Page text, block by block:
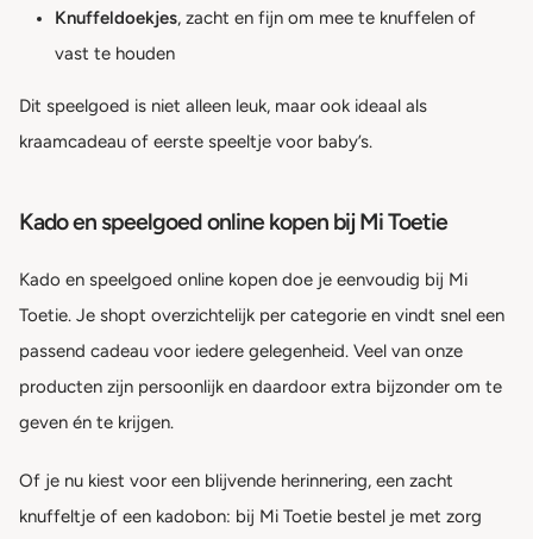
Knuffeldoekjes, zacht en fijn om mee te knuffelen of
vast te houden
Dit speelgoed is niet alleen leuk, maar ook ideaal als
kraamcadeau of eerste speeltje voor baby’s.
Kado en speelgoed online kopen bij Mi Toetie
Kado en speelgoed online kopen doe je eenvoudig bij Mi
Toetie. Je shopt overzichtelijk per categorie en vindt snel een
passend cadeau voor iedere gelegenheid. Veel van onze
producten zijn persoonlijk en daardoor extra bijzonder om te
geven én te krijgen.
Of je nu kiest voor een blijvende herinnering, een zacht
knuffeltje of een kadobon: bij Mi Toetie bestel je met zorg